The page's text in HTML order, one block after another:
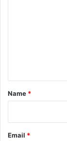
*
Name *
Email *